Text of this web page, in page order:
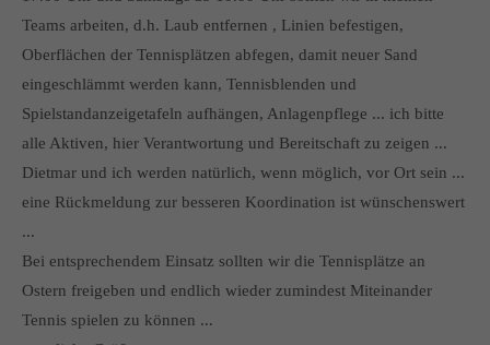
Teams arbeiten, d.h. Laub entfernen , Linien befestigen,
Oberflächen der Tennisplätzen abfegen, damit neuer Sand
eingeschlämmt werden kann, Tennisblenden und
Spielstandanzeigetafeln aufhängen, Anlagenpflege ... ich bitte
alle Aktiven, hier Verantwortung und Bereitschaft zu zeigen ...
Dietmar und ich werden natürlich, wenn möglich, vor Ort sein ...
eine Rückmeldung zur besseren Koordination ist wünschenswert
...
Bei entsprechendem Einsatz sollten wir die Tennisplätze an
Ostern freigeben und endlich wieder zumindest Miteinander
Tennis spielen zu können ...